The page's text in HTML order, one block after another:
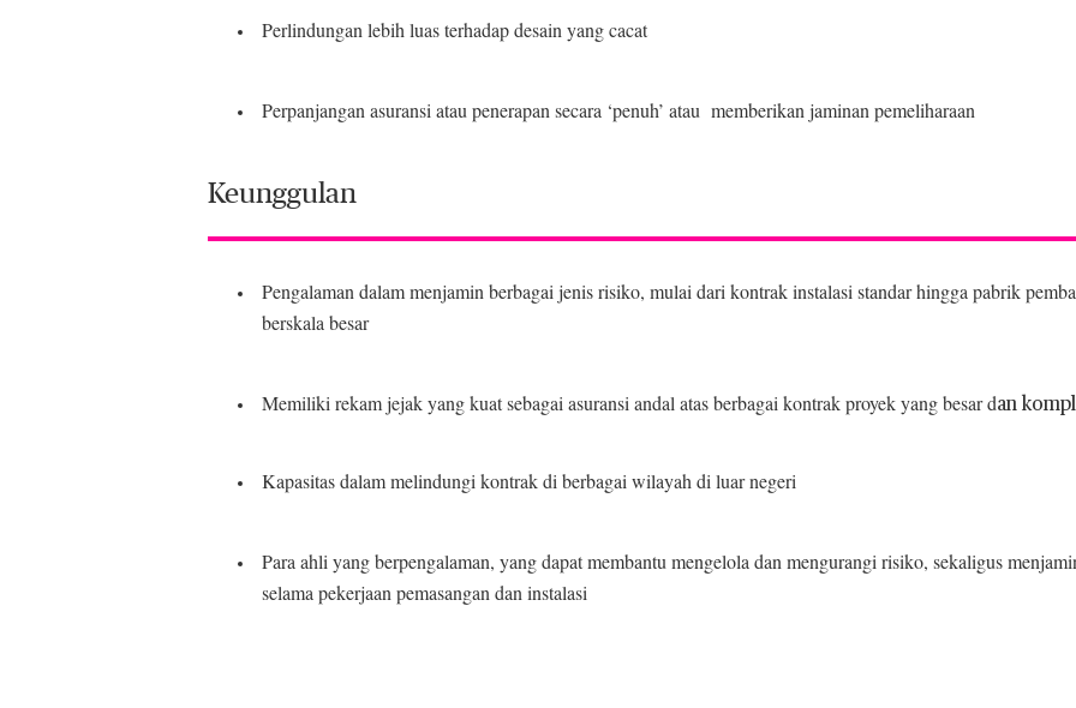
Perlindungan lebih luas terhadap desain yang cacat
Perpanjangan asuransi atau penerapan secara ‘penuh’ atau memberikan jaminan pemeliharaan
Keunggulan
Pengalaman dalam menjamin berbagai jenis risiko, mulai dari kontrak instalasi standar hingga pabrik
berskala besar
Memiliki rekam jejak yang kuat sebagai asuransi andal atas berbagai kontrak proyek yang besar dan
Kapasitas dalam melindungi kontrak di berbagai wilayah di luar negeri
Para ahli yang berpengalaman, yang dapat membantu mengelola dan mengurangi risiko, sekaligus
selama pekerjaan pemasangan dan instalasi